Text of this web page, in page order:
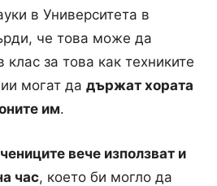
в Университета в
че това може да
за това как техниките
могат да държат хората
им.
вече използват и
час, което би могло да